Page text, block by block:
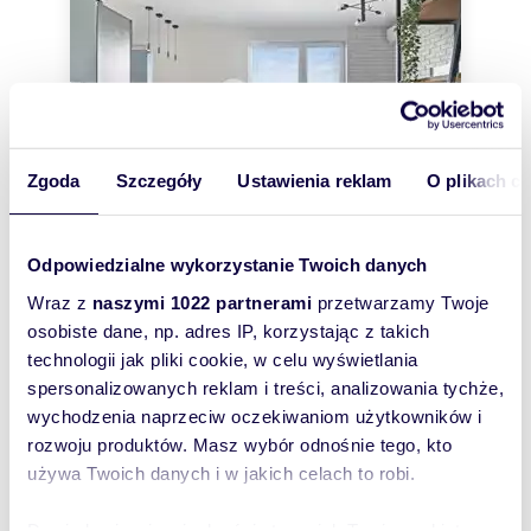
Zgoda Szczegóły Ustawienia reklam O plikach
Odpowiedzialne wykorzystanie Twoich danych
Wraz z naszymi 1022 partnerami przetwarzamy Twoje
osobiste dane, np. adres IP, korzystając z takich
technologii jak pliki cookie, w celu wyświetlania
spersonalizowanych reklam i treści, analizowania tychże,
wychodzenia naprzeciw oczekiwaniom użytkowników i
rozwoju produktów. Masz wybór odnośnie tego, kto
używa Twoich danych i w jakich celach to robi.
47,84m 2 2 73zł/m
Nowoczesny 2-pokojowy apartament z
tarasem i Smart Home
3 500 zł/mc + czynsz: 670 zł
mieszkanie Poznań, Grunwald,
Świerzawska
NOWOCZESNY APARTAMENT NA OSTATNIM